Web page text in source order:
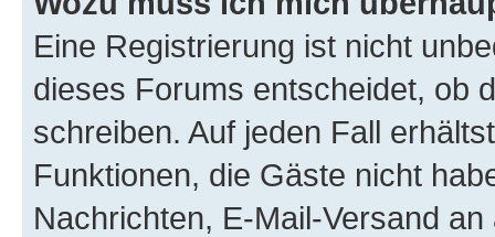
Eine Registrierung ist nicht
dieses Forums entscheidet, ob
schreiben. Auf jeden Fall
Funktionen, die Gäste nicht
Nachrichten, E-Mail-Versand